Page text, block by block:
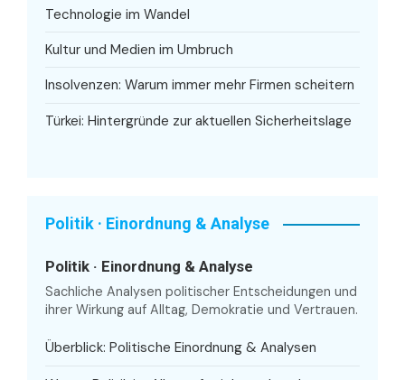
Technologie im Wandel
Kultur und Medien im Umbruch
Insolvenzen: Warum immer mehr Firmen scheitern
Türkei: Hintergründe zur aktuellen Sicherheitslage
Politik · Einordnung & Analyse
Politik · Einordnung & Analyse
Sachliche Analysen politischer Entscheidungen und
ihrer Wirkung auf Alltag, Demokratie und Vertrauen.
Überblick: Politische Einordnung & Analysen